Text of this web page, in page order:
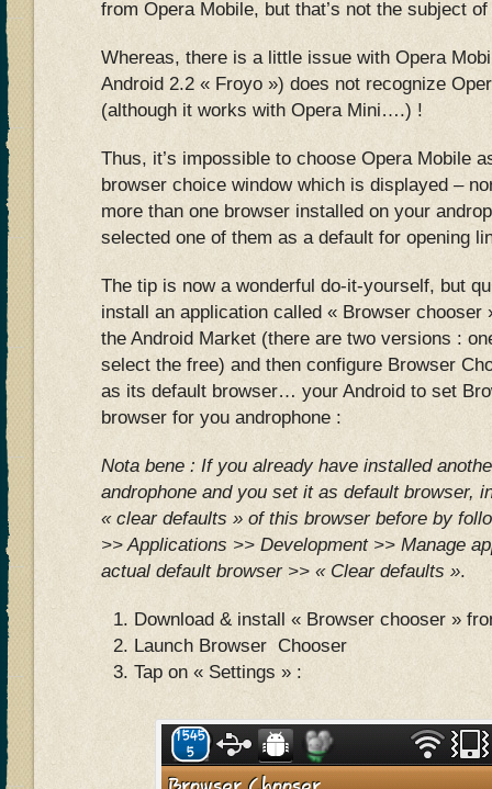
from Opera Mobile, but that’s not the subject
Whereas, there is a little issue with Opera
Android 2.2 « Froyo ») does not recognize
(although it works with Opera Mini….) !
Thus, it’s impossible to choose Opera Mobile
browser choice window which is displayed –
more than one browser installed on your
selected one of them as a default for opening
The tip is now a wonderful do-it-yourself, but
install an application called « Browser chooser
the Android Market (there are two versions :
select the free) and then configure Browser
as its default browser… your Android to set
browser for you androphone :
Nota bene : If you already have installed
androphone and you set it as default browser,
« clear defaults » of this browser before by
>> Applications >> Development >> Manage
actual default browser >> « Clear defaults ».
Download & install « Browser chooser »
Launch Browser Chooser
Tap on « Settings » :